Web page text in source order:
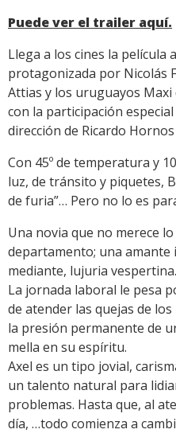
Puede ver el trailer aquí.
Llega a los cines la película
protagonizada por Nicolás
Attias y los uruguayos
con la participación
dirección de Ricardo Hornos
Con 45º de temperatura y
luz, de tránsito y piquetes,
de furia”… Pero no lo es
Una novia que no merece
departamento; una
mediante, lujuria vespertina.
La jornada laboral le pesa
de atender las quejas de
la presión permanente de
mella en su espíritu.
Axel es un tipo jovial,
un talento natural para
problemas. Hasta que, al
día, …todo comienza a